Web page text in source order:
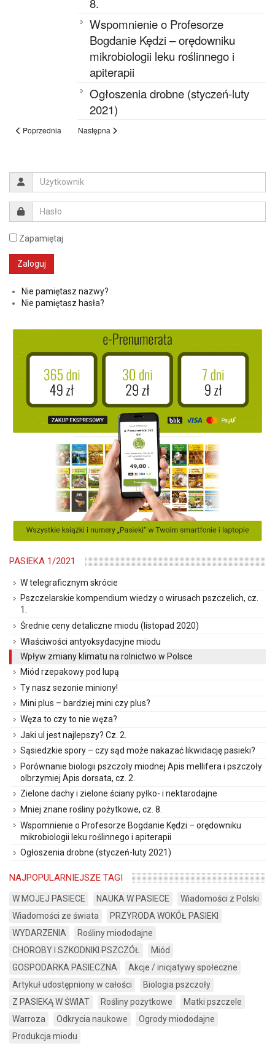
Wspomnienie o Profesorze
Bogdanie Kędzi – orędowniku
mikrobiologii leku roślinnego i
apiterapii
Ogłoszenia drobne (styczeń-luty
2021)
Poprzednia Następna
Zapamiętaj
Nie pamiętasz nazwy?
Nie pamiętasz hasła?
PASIEKA 1/2021
W telegraficznym skrócie
Pszczelarskie kompendium wiedzy o wirusach pszczelich, cz.
1.
Średnie ceny detaliczne miodu (listopad 2020)
Właściwości antyoksydacyjne miodu
Wpływ zmiany klimatu na rolnictwo w Polsce
Miód rzepakowy pod lupą
Ty nasz sezonie miniony!
Mini plus – bardziej mini czy plus?
Węza to czy to nie węza?
Jaki ul jest najlepszy? Cz. 2.
Sąsiedzkie spory – czy sąd może nakazać likwidację pasieki?
Porównanie biologii pszczoły miodnej Apis mellifera i pszczoły
olbrzymiej Apis dorsata, cz. 2.
Zielone dachy i zielone ściany pyłko- i nektarodajne
Mniej znane rośliny pożytkowe, cz. 8.
Wspomnienie o Profesorze Bogdanie Kędzi – orędowniku
mikrobiologii leku roślinnego i apiterapii
Ogłoszenia drobne (styczeń-luty 2021)
NAJPOPULARNIEJSZE TAGI
W MOJEJ PASIECE NAUKA W PASIECE
Wiadomości z Polski
Wiadomości ze świata
PRZYRODA WOKÓŁ PASIEKI
WYDARZENIA
Rośliny miododajne
CHOROBY I SZKODNIKI PSZCZÓŁ
Miód
GOSPODARKA PASIECZNA
Akcje / inicjatywy społeczne
Artykuł udostępniony w całości
Biologia pszczoły
Z PASIEKĄ W ŚWIAT
Rośliny pożytkowe
Matki pszczele
Warroza
Odkrycia naukowe
Ogrody miododajne
Produkcja miodu